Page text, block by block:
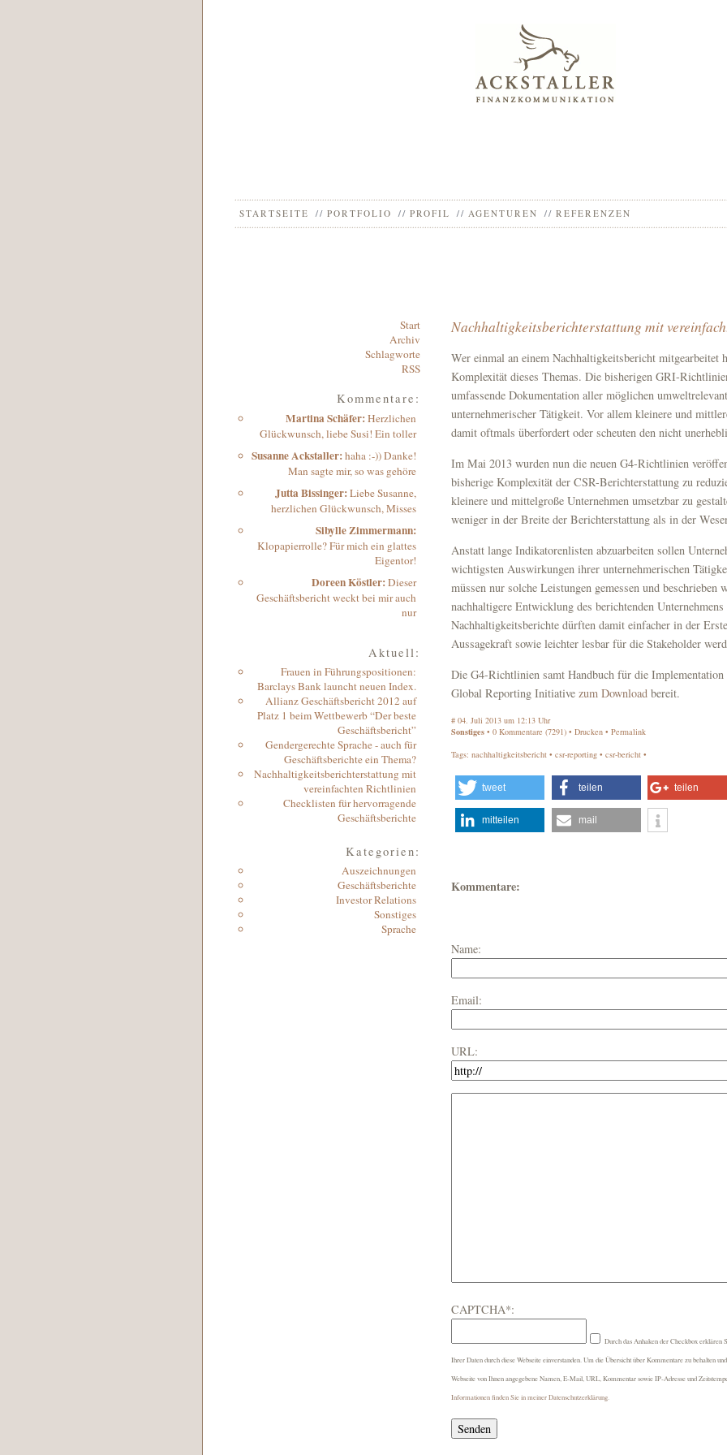
Start
Archiv
Schlagworte
RSS
Kommentare:
Martina Schäfer:Herzlichen
Glückwunsch, liebe Susi! Ein toller
Susanne Ackstaller:haha :-)) Danke!
Man sagte mir, so was gehöre
Jutta Bissinger:Liebe Susanne,
herzlichen Glückwunsch, Misses
Sibylle Zimmermann:
Klopapierrolle? Für mich ein glattes
Eigentor!
Doreen Köstler:Dieser
Geschäftsbericht weckt bei mir auch
nur
Aktuell:
Frauen in Führungspositionen:
Barclays Bank launcht neuen Index.
Allianz Geschäftsbericht 2012 auf
Platz 1 beim Wettbewerb “Der beste
Geschäftsbericht”
Gendergerechte Sprache - auch für
Geschäftsberichte ein Thema?
Nachhaltigkeitsberichterstattung mit
vereinfachten Richtlinien
Checklisten für hervorragende
Geschäftsberichte
Kategorien:
Auszeichnungen
Geschäftsberichte
Investor Relations
Sonstiges
Sprache
Nachhaltigkeitsberichterstattung mit
Wer einmal an einem Nachhaltigkeitsbericht mitgearbeitet
Komplexität dieses Themas. Die bisherigen GRI-
umfassende Dokumentation aller möglichen
unternehmerischer Tätigkeit. Vor allem kleinere und
damit oftmals überfordert oder scheuten den nicht
Im Mai 2013 wurden nun die neuen G4-Richtlinien
bisherige Komplexität der CSR-Berichterstattung zu
kleinere und mittelgroße Unternehmen umsetzbar zu
weniger in der Breite der Berichterstattung als in der
Anstatt lange Indikatorenlisten abzuarbeiten sollen
wichtigsten Auswirkungen ihrer unternehmerischen
müssen nur solche Leistungen gemessen und beschrieben
nachhaltigere Entwicklung des berichtenden
Nachhaltigkeitsberichte dürften damit einfacher in der
Aussagekraft sowie leichter lesbar für die Stakeholder
Die G4-Richtlinien samt Handbuch für die Implementation
Global Reporting Initiative zum Download bereit.
# 04. Juli 2013 um 12:13 Uhr
Sonstiges • 0 Kommentare (7291) • Drucken • Permalink
Tags: nachhaltigkeitsbericht • csr-reporting • csr-bericht •
tweet teilen teilen
mitteilen mail
Kommentare:
Name:
Email:
URL:
CAPTCHA*:
Durch das Anhaken der Checkbox erklären
Ihrer Daten durch diese Webseite einverstanden. Um die Übersicht über Kommentare zu behalten
Webseite von Ihnen angegebene Namen, E-Mail, URL, Kommentar sowie IP-Adresse und
Informationen finden Sie in meiner Datenschutzerklärung
STARTSEITE PORTFOLIO PROFIL AGENTUREN REFERENZEN